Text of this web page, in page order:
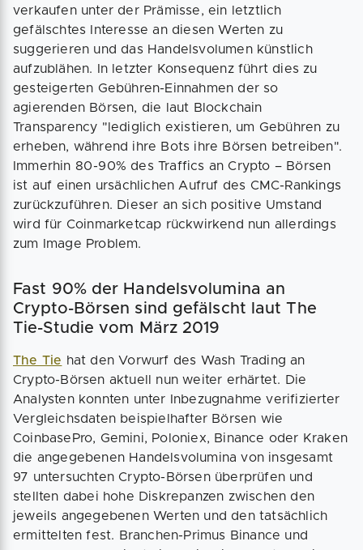
verkaufen unter der Prämisse, ein letztlich
gefälschtes Interesse an diesen Werten zu
suggerieren und das Handelsvolumen künstlich
aufzublähen. In letzter Konsequenz führt dies zu
gesteigerten Gebühren-Einnahmen der so
agierenden Börsen, die laut Blockchain
Transparency "lediglich existieren, um Gebühren zu
erheben, während ihre Bots ihre Börsen betreiben".
Immerhin 80-90% des Traffics an Crypto – Börsen
ist auf einen ursächlichen Aufruf des CMC-Rankings
zurückzuführen. Dieser an sich positive Umstand
wird für Coinmarketcap rückwirkend nun allerdings
zum Image Problem.
Fast 90% der Handelsvolumina an
Crypto-Börsen sind gefälscht laut The
Tie-Studie vom März 2019
The Tie hat den Vorwurf des Wash Trading an
Crypto-Börsen aktuell nun weiter erhärtet. Die
Analysten konnten unter Inbezugnahme verifizierter
Vergleichsdaten beispielhafter Börsen wie
CoinbasePro, Gemini, Poloniex, Binance oder Kraken
die angegebenen Handelsvolumina von insgesamt
97 untersuchten Crypto-Börsen überprüfen und
stellten dabei hohe Diskrepanzen zwischen den
jeweils angegebenen Werten und den tatsächlich
ermittelten fest. Branchen-Primus Binance und